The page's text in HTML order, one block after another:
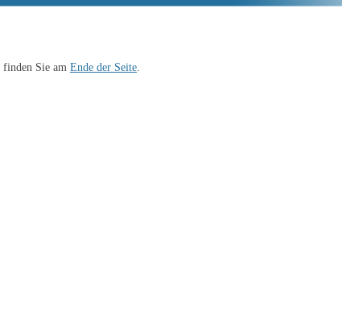
Sie am Ende der Seite